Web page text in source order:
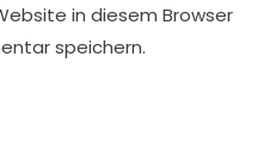
in diesem Browser
speichern.